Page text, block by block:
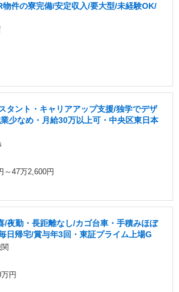
物件の寮完備/安定収入/要大型/未経験OK/
タント・キャリアアップ支援/独学でデザ
少なめ・月給30万以上可・中央区東日本
～47万2,600円
/夜勤・長距離なし/カゴ台車・手積みほぼ
日帰宅/賞与年3回・東証プライム上場G
円